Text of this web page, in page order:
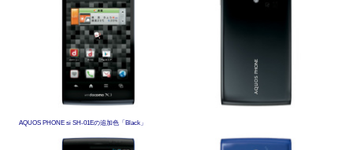
AQUOS PHONE si SH-01Eの追加色「Black」